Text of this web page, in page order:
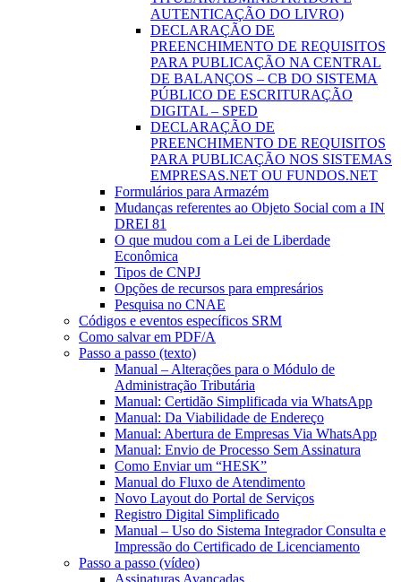
AUTENTICAÇÃO DO LIVRO)
DECLARAÇÃO DE
PREENCHIMENTO DE REQUISITOS
PARA PUBLICAÇÃO NA CENTRAL
DE BALANÇOS – CB DO SISTEMA
PÚBLICO DE ESCRITURAÇÃO
DIGITAL – SPED
DECLARAÇÃO DE
PREENCHIMENTO DE REQUISITOS
PARA PUBLICAÇÃO NOS SISTEMAS
EMPRESAS.NET OU FUNDOS.NET
Formulários para Armazém
Mudanças referentes ao Objeto Social com a IN
DREI 81
O que mudou com a Lei de Liberdade
Econômica
Tipos de CNPJ
Opções de recursos para empresários
Pesquisa no CNAE
Códigos e eventos específicos SRM
Como salvar em PDF/A
Passo a passo (texto)
Manual – Alterações para o Módulo de
Administração Tributária
Manual: Certidão Simplificada via WhatsApp
Manual: Da Viabilidade de Endereço
Manual: Abertura de Empresas Via WhatsApp
Manual: Envio de Processo Sem Assinatura
Como Enviar um “HESK”
Manual do Fluxo de Atendimento
Novo Layout do Portal de Serviços
Registro Digital Simplificado
Manual – Uso do Sistema Integrador Consulta e
Impressão do Certificado de Licenciamento
Passo a passo (vídeo)